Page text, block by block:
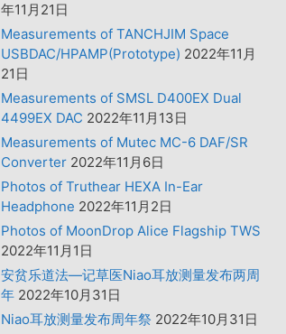
年11月21日
Measurements of TANCHJIM Space
USBDAC/HPAMP(Prototype) 2022年11月
21日
Measurements of SMSL D400EX Dual
4499EX DAC 2022年11月13日
Measurements of Mutec MC-6 DAF/SR
Converter 2022年11月6日
Photos of Truthear HEXA In-Ear
Headphone 2022年11月2日
Photos of MoonDrop Alice Flagship TWS
2022年11月1日
安贫乐道法—记草医Niao耳放测量发布两周
年 2022年10月31日
Niao耳放测量发布周年祭 2022年10月31日